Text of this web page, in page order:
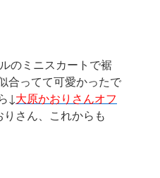
のミニスカートで裾
合ってて可愛かったで
↓ 大原かおりさんオフ
りさん、これからも